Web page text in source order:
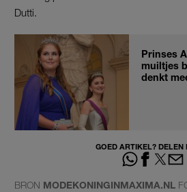
Dutti.
Prinses
muiltjes
denkt
GOED ARTIKEL? DELEN
BRON MODEKONINGINMAXIMA.NL